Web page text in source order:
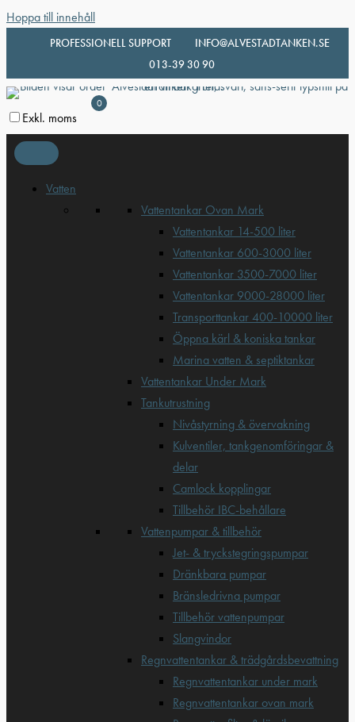
Hoppa till innehåll
PROFESSIONELL SUPPORT
INFO@ALVESTADTANKEN.SE
013-39 30 90
Exkl. moms
0
Vatten
Vattentankar Ovan Mark
Vattentankar 14-500 liter
Vattentankar 600-3000 liter
Vattentankar 3500-7000 liter
Vattentankar 9000-28000 liter
Transporttankar 400-10000 liter
Öppna kärl & koniska tankar
Marina vatten & septiktankar
Vattentankar Under Mark
Tankutrustning
Nivåstyrning & övervakning
Kulventiler, tankgenomföringar &
delar
Camlock kopplingar
Tillbehör IBC-behållare
Vattenpumpar & tillbehör
Jet- & tryckstegringspumpar
Dränkbara pumpar
Bränsledrivna pumpar
Tillbehör vattenpumpar
Slangvindor
Regnvattentankar & trädgårdsbevattning
Regnvattentankar under mark
Regnvattentankar ovan mark